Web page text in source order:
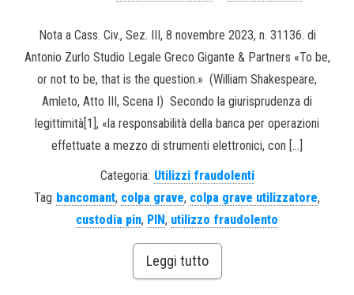
Nota a Cass. Civ., Sez. III, 8 novembre 2023, n. 31136. di
Antonio Zurlo Studio Legale Greco Gigante & Partners «To be,
or not to be, that is the question.» (William Shakespeare,
Amleto, Atto III, Scena I) Secondo la giurisprudenza di
legittimità[1], «la responsabilità della banca per operazioni
effettuate a mezzo di strumenti elettronici, con […]
Categoria: Utilizzi fraudolenti
Tag bancomant, colpa grave, colpa grave utilizzatore,
custodia pin, PIN, utilizzo fraudolento
Leggi tutto